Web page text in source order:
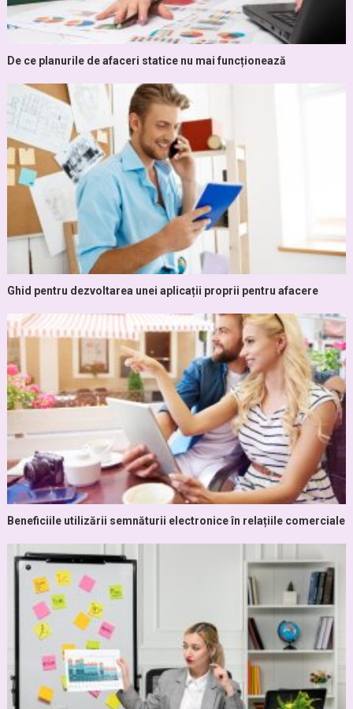
De ce planurile de afaceri statice nu mai funcționează
Ghid pentru dezvoltarea unei aplicații proprii pentru afacere
Beneficiile utilizării semnăturii electronice în relațiile comerciale